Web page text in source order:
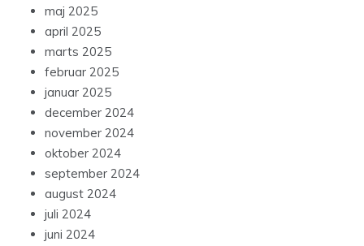
maj 2025
april 2025
marts 2025
februar 2025
januar 2025
december 2024
november 2024
oktober 2024
september 2024
august 2024
juli 2024
juni 2024